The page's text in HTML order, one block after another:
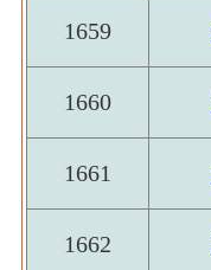
1659
1660
1661
1662